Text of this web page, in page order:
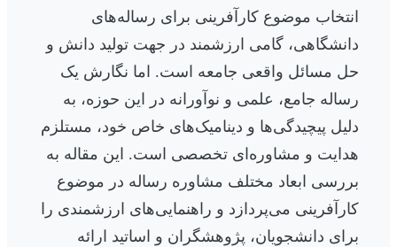
انتخاب موضوع کارآفرینی برای رساله‌های
دانشگاهی، گامی ارزشمند در جهت تولید دانش و
حل مسائل واقعی جامعه است. اما نگارش یک
رساله جامع، علمی و نوآورانه در این حوزه، به
دلیل پیچیدگی‌ها و دینامیک‌های خاص خود، مستلزم
هدایت و مشاوره‌ای تخصصی است. این مقاله به
بررسی ابعاد مختلف مشاوره رساله در موضوع
کارآفرینی می‌پردازد و راهنمایی‌های ارزشمندی را
برای دانشجویان، پژوهشگران و اساتید ارائه